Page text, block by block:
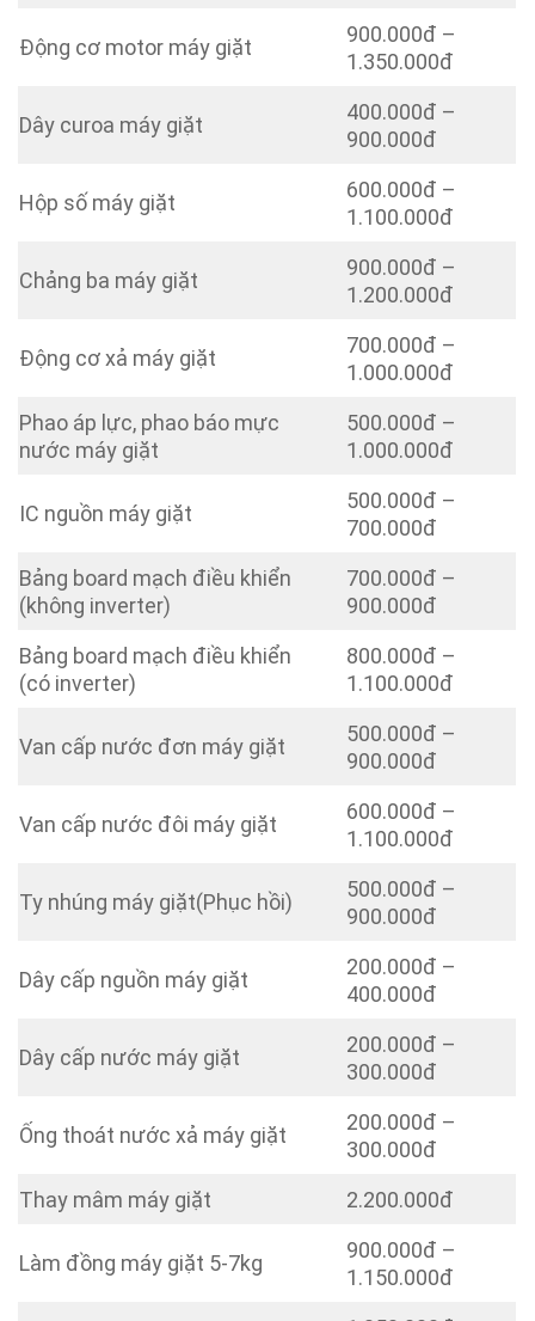
Động cơ motor máy giặt
900.000đ –
1.350.000đ
Dây curoa máy giặt
400.000đ –
900.000đ
Hộp số máy giặt
600.000đ –
1.100.000đ
Chảng ba máy giặt
900.000đ –
1.200.000đ
Động cơ xả máy giặt
700.000đ –
1.000.000đ
Phao áp lực, phao báo mực
nước máy giặt
500.000đ –
1.000.000đ
IC nguồn máy giặt
500.000đ –
700.000đ
Bảng board mạch điều khiển
(không inverter)
700.000đ –
900.000đ
Bảng board mạch điều khiển
(có inverter)
800.000đ –
1.100.000đ
Van cấp nước đơn máy giặt
500.000đ –
900.000đ
Van cấp nước đôi máy giặt
600.000đ –
1.100.000đ
Ty nhúng máy giặt(Phục hồi)
500.000đ –
900.000đ
Dây cấp nguồn máy giặt
200.000đ –
400.000đ
Dây cấp nước máy giặt
200.000đ –
300.000đ
Ống thoát nước xả máy giặt
200.000đ –
300.000đ
Thay mâm máy giặt
2.200.000đ
Làm đồng máy giặt 5-7kg
900.000đ –
1.150.000đ